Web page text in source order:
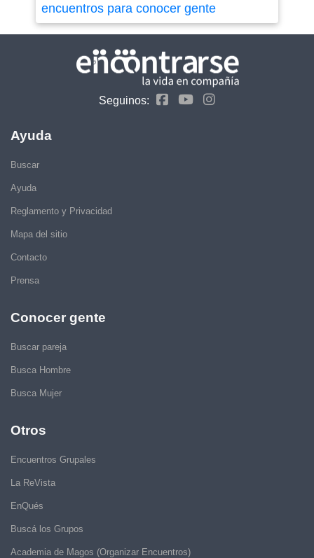
encuentros para conocer gente
Seguinos:
Ayuda
Buscar
Ayuda
Reglamento y Privacidad
Mapa del sitio
Contacto
Prensa
Conocer gente
Buscar pareja
Busca Hombre
Busca Mujer
Otros
Encuentros Grupales
La ReVista
EnQués
Buscá los Grupos
Academia de Magos (Organizar Encuentros)